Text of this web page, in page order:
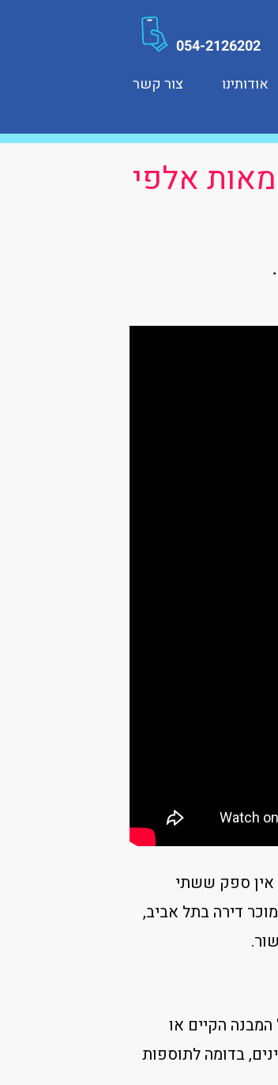
054-2126202
אודותינו צור קשר
אלפי
2018 אושרה בעיריית תל אביב תכנית רובע 3 וביוני 2018 אושרה תכנית רובע 4. אין ספק ששתי
דירה בתל אביב,
בנייה (בדרך כלל תוספת של 1.65 קומות מעל המבנה הקיים או
3 ו-4 בכפוף לחיזוק הבניינים, בדומה לתוספות